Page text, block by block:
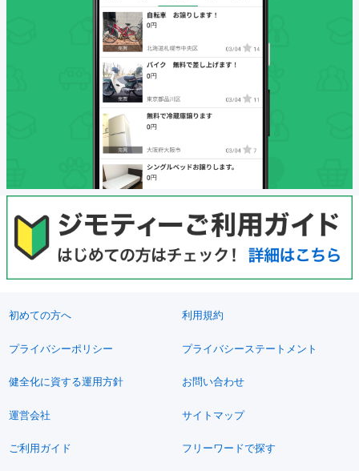
初めての方へ 利用規約
プライバシーポリシー プライバシーステートメント
健全化に資する運用方針 お問い合わせ
運営会社 サイトマップ
ご利用ガイド フリーワードで探す